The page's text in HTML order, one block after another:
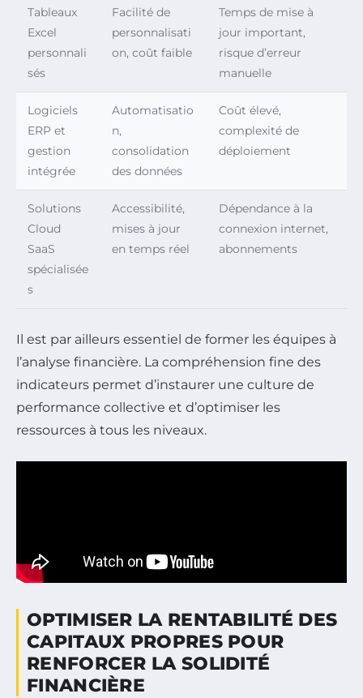
Tableaux
Excel
personnali
sés
Facilité de
personnalisati
on, coût faible
Temps de mise à
jour important,
risque d’erreur
manuelle
Logiciels
ERP et
gestion
intégrée
Automatisatio
n,
consolidation
des données
Coût élevé,
complexité de
déploiement
Solutions
Cloud
SaaS
spécialisée
s
Accessibilité,
mises à jour
en temps réel
Dépendance à la
connexion internet,
abonnements
Il est par ailleurs essentiel de former les équipes à
l’analyse financière. La compréhension fine des
indicateurs permet d’instaurer une culture de
performance collective et d’optimiser les
ressources à tous les niveaux.
OPTIMISER LA RENTABILITÉ DES
CAPITAUX PROPRES POUR
RENFORCER LA SOLIDITÉ
FINANCIÈRE